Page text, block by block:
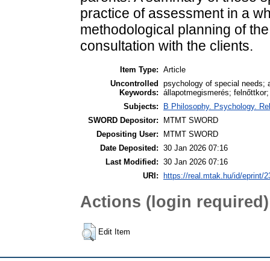
practice of assessment in a
methodological planning of
consultation with the clients.
Item Type: Article
Uncontrolled
Keywords:
psychology of special needs;
állapotmegismerés; felnőttkor;
Subjects:
B Philosophy. Psychology.
SWORD Depositor:
MTMT SWORD
Depositing User:
MTMT SWORD
Date Deposited: 30 Jan 2026 07:16
Last Modified: 30 Jan 2026 07:16
URI:
https://real.mtak.hu/id/eprint/
Actions (login required)
Edit Item